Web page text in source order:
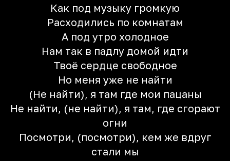
Как под музыку громкую
Расходились по комнатам
А под утро холодное
Нам так в падлу домой идти
Твоё сердце свободное
Но меня уже не найти
(Не найти), я там где мои пацаны
Не найти, (не найти), я там, где сгорают
огни
Посмотри, (посмотри), кем же вдруг
стали мы